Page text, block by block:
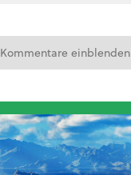
Kommentare einblenden